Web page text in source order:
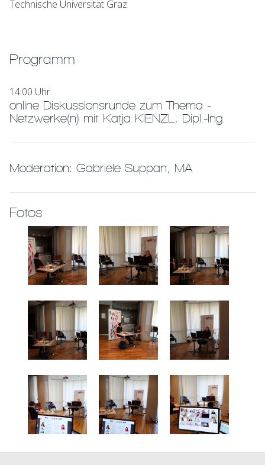
Technische Universität Graz
Programm
14:00 Uhr
online Diskussionsrunde zum Thema -
Netzwerke(n) mit Katja KIENZL, Dipl.-Ing.
Moderation: Gabriele Suppan, MA
Fotos